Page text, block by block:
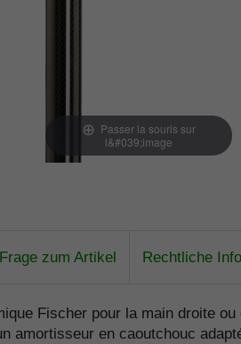
Passer la souris sur
l&#039;image
Frage zum Artikel Rechtliche
Fischer pour la main droite
amortisseur en caoutchouc